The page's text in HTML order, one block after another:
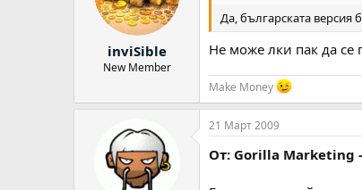
inviSible
New Member
Да, българската
Не може лки пак да се
Make Money
21 Март 2009
От: Gorilla Marketing